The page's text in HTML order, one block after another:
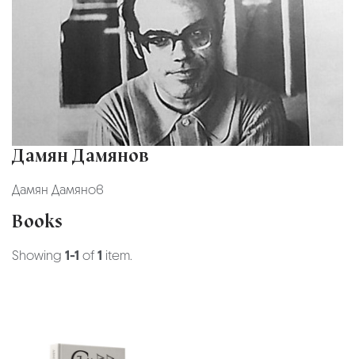
Дамян Дамянов
Дамян Дамянов
Books
Showing 1-1 of1 item.